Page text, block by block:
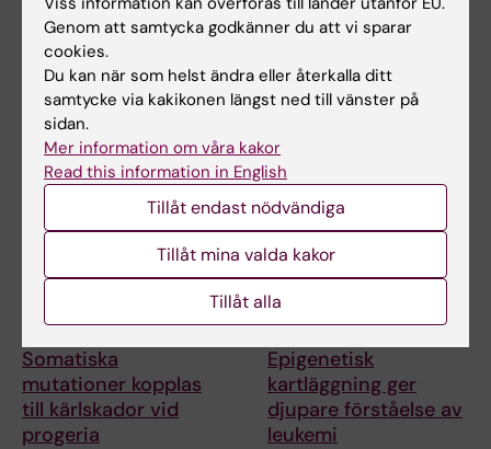
Doktorander vid institutionen för medicin,
Huddinge berättar om sin avhandling
Relaterade artiklar
31 jul 2026
Somatiska
mutationer kopplas
till kärlskador vid
progeria
9 jul 2026
Epigenetisk
kartläggning ger
djupare förståelse av
leukemi
Genom att samtycka godkänner du att vi sparar
cookies.
Du kan när som helst ändra eller återkalla ditt
samtycke via kakikonen längst ned till vänster på
sidan.
Mer information om våra kakor
Read this information in English
Tillåt endast nödvändiga
Tillåt mina valda kakor
Tillåt alla